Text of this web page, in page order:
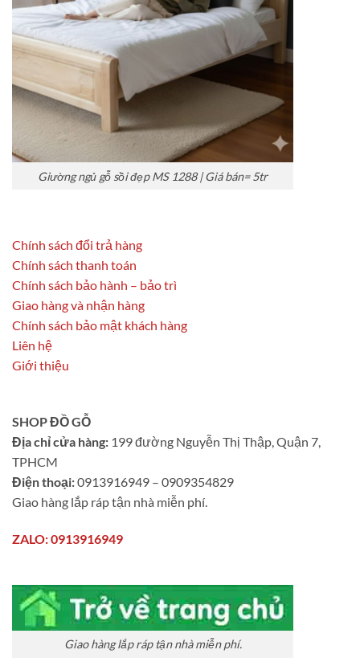
Giường ngủ gỗ sồi đẹp MS 1288 | Giá bán= 5tr
Chính sách đổi trả hàng
Chính sách thanh toán
Chính sách bảo hành – bảo trì
Giao hàng và nhận hàng
Chính sách bảo mật khách hàng
Liên hệ
Giới thiệu
SHOP ĐỒ GỖ
Địa chỉ cửa hàng: 199 đường Nguyễn Thị Thập, Quận 7,
TPHCM
Điện thoại:0913916949 – 0909354829
Giao hàng lắp ráp tận nhà miễn phí.
ZALO: 0913916949
Giao hàng lắp ráp tận nhà miễn phí.